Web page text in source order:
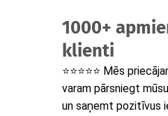
1000+
klienti
⭐⭐⭐⭐⭐ Mēs
varam pārsniegt
un saņemt pozitīvus